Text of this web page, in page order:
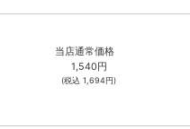
当店通常価格
1,540円
(税込1,694円)